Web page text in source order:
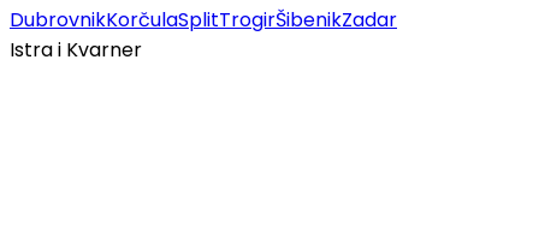
DubrovnikKorčulaSplitTrogirŠibenikZadar
Istra i Kvarner